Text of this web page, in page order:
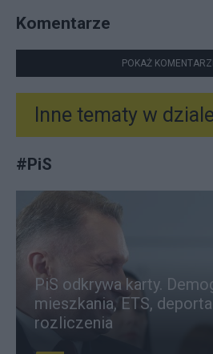
Komentarze
POKAŻ
Inne tematy w dziale
#PiS
PiS odkrywa karty.
mieszkania, ETS,
rozliczenia